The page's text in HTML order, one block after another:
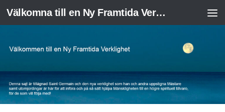
Skip to content Välkomna till en Ny Framtida Verklighet